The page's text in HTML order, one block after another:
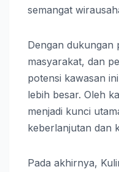
semangat
Dengan dukungan
masyarakat, dan
potensi kawasan
lebih besar. Oleh
menjadi kunci
keberlanjutan dan
Pada akhirnya,